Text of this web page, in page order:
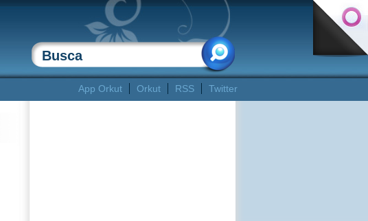
App Orkut Orkut RSS Twitter